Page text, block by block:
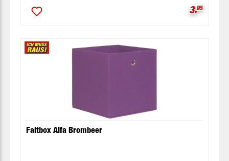
3.95
Faltbox Alfa Brombeer